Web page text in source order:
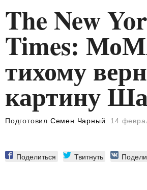
The New
Times:
тихому
картину
Подготовил Семен Чарный 14
Поделиться Твитнуть